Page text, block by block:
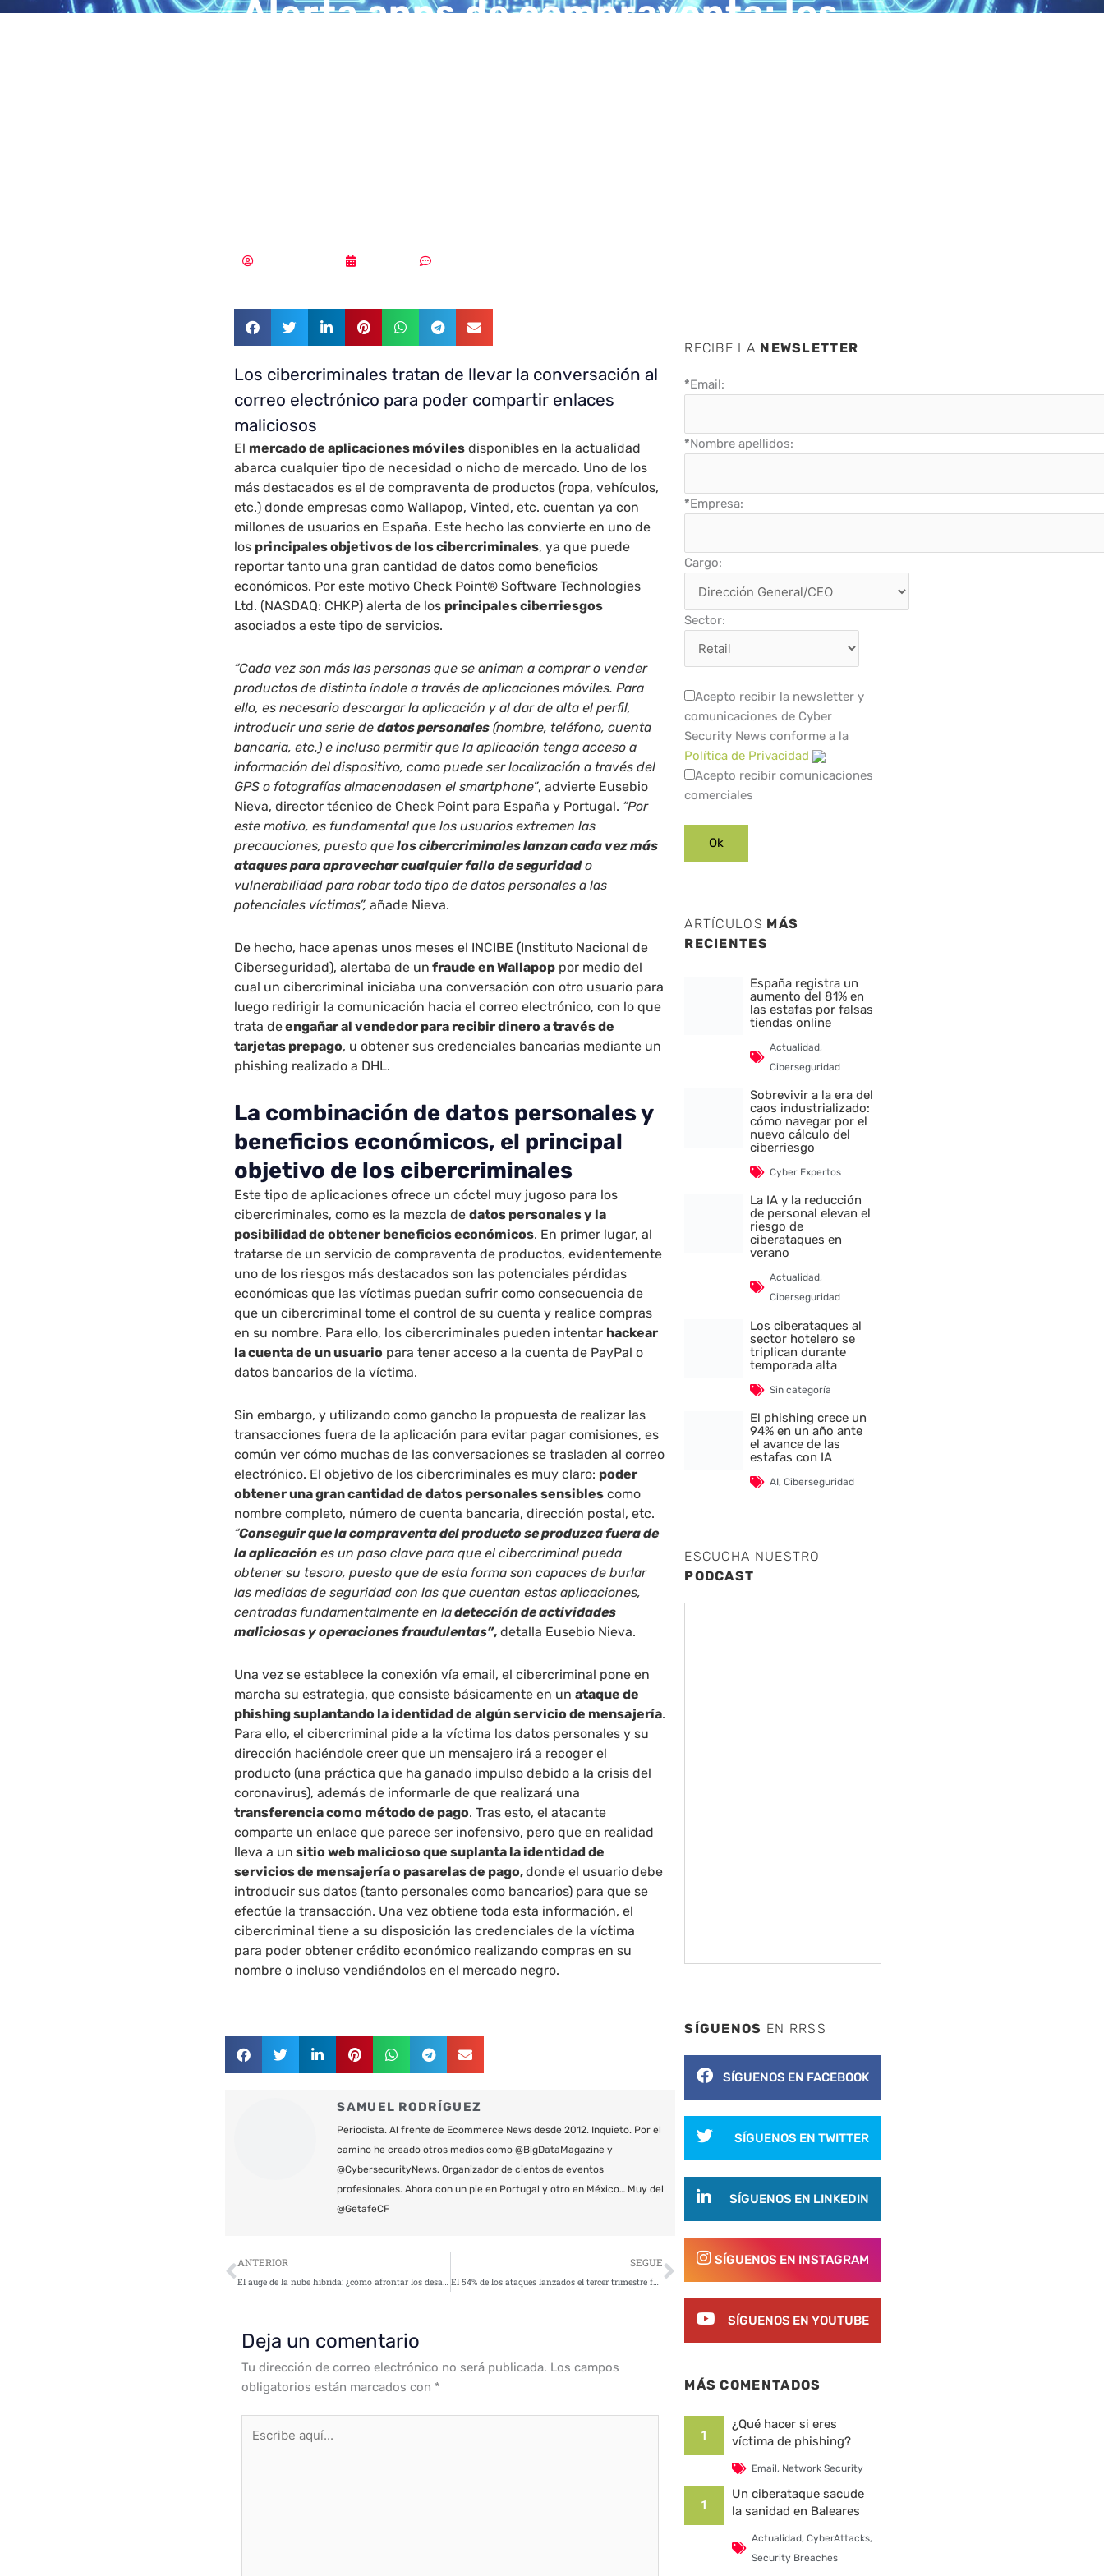
Alerta apps de compraventa: los
Los cibercriminales tratan de llevar la conversación al
correo electrónico para poder compartir enlaces
maliciosos
El mercado de aplicaciones móviles disponibles en la actualidad
abarca cualquier tipo de necesidad o nicho de mercado. Uno de los
más destacados es el de compraventa de productos (ropa, vehículos,
etc.) donde empresas como Wallapop, Vinted, etc. cuentan ya con
millones de usuarios en España. Este hecho las convierte en uno de
los principales objetivos de los cibercriminales, ya que puede
reportar tanto una gran cantidad de datos como beneficios
económicos. Por este motivo Check Point® Software Technologies
Ltd. (NASDAQ: CHKP) alerta de los principales ciberriesgos
asociados a este tipo de servicios.
“Cada vez son más las personas que se animan a comprar o vender
productos de distinta índole a través de aplicaciones móviles. Para
ello, es necesario descargar la aplicación y al dar de alta el perfil,
introducir una serie dedatos personales (nombre, teléfono, cuenta
bancaria, etc.) e incluso permitir que la aplicación tenga acceso a
información del dispositivo, como puede ser localización a través del
GPS o fotografías almacenadasen el smartphone”, advierte Eusebio
Nieva, director técnico de Check Point para España y Portugal. “Por
este motivo, es fundamental que los usuarios extremen las
precauciones, puesto quelos cibercriminales lanzan cada vez más
ataques para aprovechar cualquier fallo de seguridado
vulnerabilidad para robar todo tipo de datos personales a las
potenciales víctimas”, añade Nieva.
De hecho, hace apenas unos meses el INCIBE (Instituto Nacional de
Ciberseguridad), alertaba de un fraude en Wallapop por medio del
cual un cibercriminal iniciaba una conversación con otro usuario para
luego redirigir la comunicación hacia el correo electrónico, con lo que
trata deengañar al vendedor para recibir dinero a través de
tarjetas prepago, u obtener sus credenciales bancarias mediante un
phishing realizado a DHL.
La combinación de datos personales y
beneficios económicos, el principal
objetivo de los cibercriminales
Este tipo de aplicaciones ofrece un cóctel muy jugoso para los
cibercriminales, como es la mezcla dedatos personales y la
posibilidad de obtener beneficios económicos. En primer lugar, al
tratarse de un servicio de compraventa de productos, evidentemente
uno de los riesgos más destacados son las potenciales pérdidas
económicas que las víctimas puedan sufrir como consecuencia de
que un cibercriminal tome el control de su cuenta y realice compras
en su nombre. Para ello, los cibercriminales pueden intentar hackear
la cuenta de un usuario para tener acceso a la cuenta de PayPal o
datos bancarios de la víctima.
Sin embargo, y utilizando como gancho la propuesta de realizar las
transacciones fuera de la aplicación para evitar pagar comisiones, es
común ver cómo muchas de las conversaciones se trasladen al correo
electrónico. El objetivo de los cibercriminales es muy claro: poder
obtener una gran cantidad de datos personales sensibles como
nombre completo, número de cuenta bancaria, dirección postal, etc.
“Conseguir que la compraventa del producto se produzca fuera de
la aplicación es un paso clave para que el cibercriminal pueda
obtener su tesoro, puesto que de esta forma son capaces de burlar
las medidas de seguridad con las que cuentan estas aplicaciones,
centradas fundamentalmente en ladetección de actividades
maliciosas y operaciones fraudulentas”, detalla Eusebio Nieva.
Una vez se establece la conexión vía email, el cibercriminal pone en
marcha su estrategia, que consiste básicamente en unataque de
phishing suplantando la identidad de algún servicio de mensajería.
Para ello, el cibercriminal pide a la víctima los datos personales y su
dirección haciéndole creer que un mensajero irá a recoger el
producto (una práctica que ha ganado impulso debido a la crisis del
coronavirus), además de informarle de que realizará una
transferencia como método de pago. Tras esto, el atacante
comparte un enlace que parece ser inofensivo, pero que en realidad
lleva a un sitio web malicioso que suplanta la identidad de
servicios de mensajería o pasarelas de pago,donde el usuario debe
introducir sus datos (tanto personales como bancarios) para que se
efectúe la transacción. Una vez obtiene toda esta información, el
cibercriminal tiene a su disposición las credenciales de la víctima
para poder obtener crédito económico realizando compras en su
nombre o incluso vendiéndolos en el mercado negro.
SAMUEL RODRÍGUEZ
Periodista. Al frente de Ecommerce News desde 2012. Inquieto. Por el
camino he creado otros medios como @BigDataMagazine y
@CybersecurityNews. Organizador de cientos de eventos
profesionales. Ahora con un pie en Portugal y otro en México… Muy del
@GetafeCF
Ant
ANTERIOR
El auge de la nube híbrida: ¿cómo afrontar los desafíos que plantea para la ciberseguridad?
SEGUE
El 54% de los ataques lanzados el tercer trimestre fueron de tipo Phishing
Siguiente
Deja un comentario
Tu dirección de correo electrónico no será publicada. Los campos
obligatorios están marcados con *
aquí...
RECIBE LA NEWSLETTER
*Email:
*Nombre apellidos:
*Empresa:
Cargo:
Sector:
Acepto recibir la newsletter y
comunicaciones de Cyber
Security News conforme a la
Política de Privacidad
Acepto recibir comunicaciones
comerciales
ARTÍCULOS MÁS
RECIENTES
España registra un
aumento del 81% en
las estafas por falsas
tiendas online
Actualidad,
Ciberseguridad
Sobrevivir a la era del
caos industrializado:
cómo navegar por el
nuevo cálculo del
ciberriesgo
Cyber Expertos
La IA y la reducción
de personal elevan el
riesgo de
ciberataques en
verano
Actualidad,
Ciberseguridad
Los ciberataques al
sector hotelero se
triplican durante
temporada alta
Sin categoría
El phishing crece un
94% en un año ante
el avance de las
estafas con IA
AI,Ciberseguridad
ESCUCHA NUESTRO
PODCAST
SÍGUENOS EN RRSS
SÍGUENOS EN FACEBOOK
SÍGUENOS EN TWITTER
SÍGUENOS EN LINKEDIN
SÍGUENOS EN INSTAGRAM
SÍGUENOS EN YOUTUBE
MÁS COMENTADOS
1
¿Qué hacer si eres
víctima de phishing?
Email, Network Security
1
Un ciberataque sacude
la sanidad en Baleares
Actualidad, CyberAttacks,
Security Breaches